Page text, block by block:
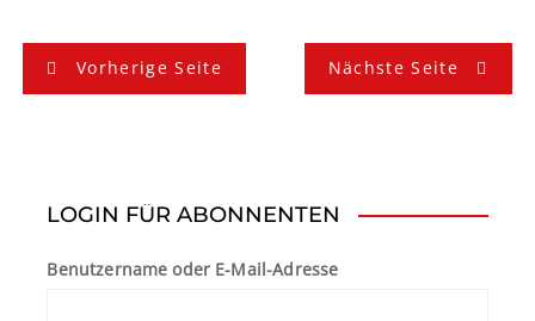
B
e
Vorherige Seite Nächste Seite
LOGIN FÜR ABONNENTEN
Benutzername oder E-Mail-Adresse